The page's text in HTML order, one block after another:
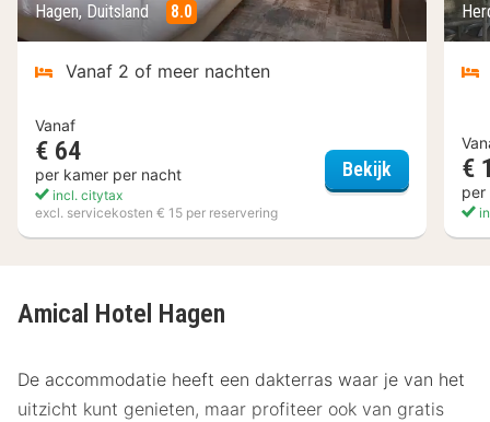
Hagen, Duitsland 8.0
Vanaf 2 of meer nachten
Vanaf
€ 64
per kamer per nacht
incl. citytax
excl. servicekosten € 15 per reservering
Bekijk Mercure€
per
Amical Hotel Hagen
De accommodatie heeft een dakterras waar je van het
uitzicht kunt genieten, maar profiteer ook van gratis